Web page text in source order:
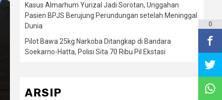
Kasus Almarhum Yurizal Jadi Sorotan, Unggahan
Pasien BPJS Berujung Perundungan setelah Meninggal
Dunia
Pilot Bawa 25kg Narkoba Ditangkap di Bandara
Soekarno-Hatta, Polisi Sita 70 Ribu Pil Ekstasi
ARSIP
0